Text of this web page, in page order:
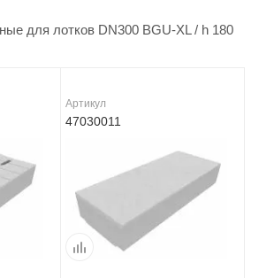
для лотков DN300 BGU-XL / h 180
Артикул
47030011